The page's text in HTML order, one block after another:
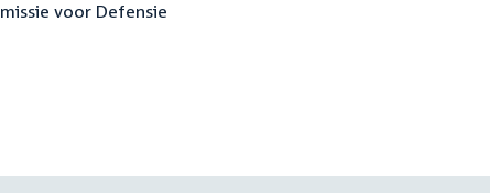
voor Defensie